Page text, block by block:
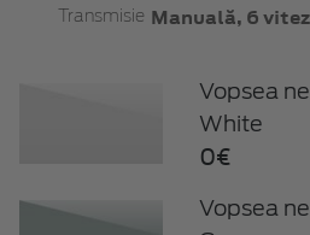
Transmisie Manuală, 6
Vopsea
White
0€
Vopsea